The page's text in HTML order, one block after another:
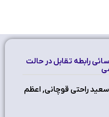
رابطه تقابل در حالت
راحتی قوچانی, اعظم